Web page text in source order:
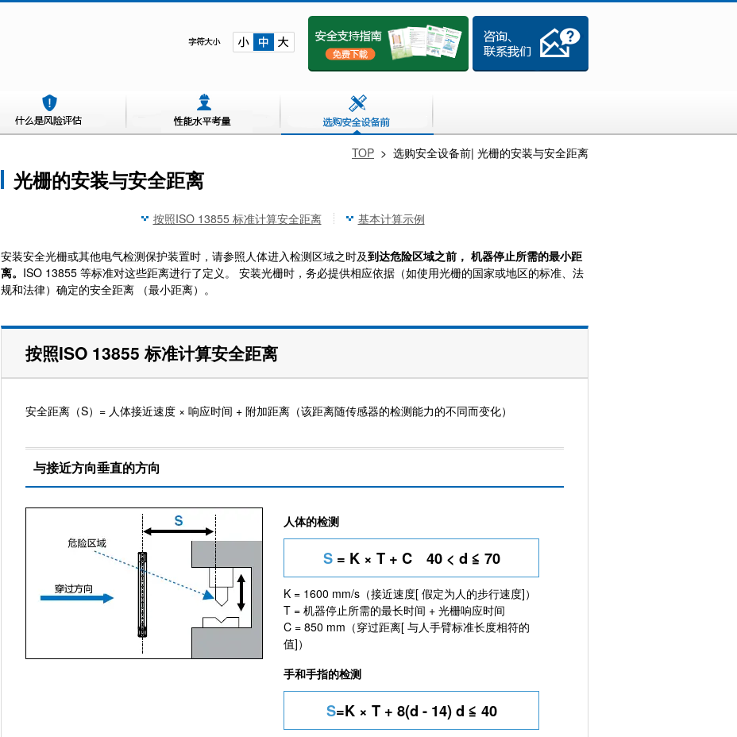
TOP > 选购安全设备前| 光栅的安装与安全距离
光栅的安装与安全距离
按照ISO 13855 标准计算安全距离 基本计算示例
安装安全光栅或其他电气检测保护装置时，请参照人体进入检测区域之时及到达危险区域之前， 机器停止所需的最小距
离。 ISO 13855 等标准对这些距离进行了定义。 安装光栅时，务必提供相应依据（如使用光栅的国家或地区的标准、法
规和法律）确定的安全距离 （最小距离）。
按照ISO 13855 标准计算安全距离
安全距离（S）= 人体接近速度 × 响应时间 + 附加距离（该距离随传感器的检测能力的不同而变化）
与接近方向垂直的方向
人体的检测
S= K × T + C 40 < d ≦ 70
K = 1600 mm/s（接近速度[ 假定为人的步行速度]）
T = 机器停止所需的最长时间 + 光栅响应时间
C = 850 mm（穿过距离[ 与人手臂标准长度相符的
值]）
手和手指的检测
S=K × T + 8(d - 14) d ≦ 40